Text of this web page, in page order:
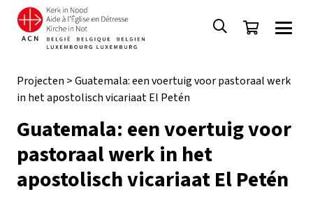
Projecten >Guatemala: een voertuig voor pastoraal werk
in het apostolisch vicariaat El Petén
Guatemala: een voertuig voor
pastoraal werk in het
apostolisch vicariaat El Petén